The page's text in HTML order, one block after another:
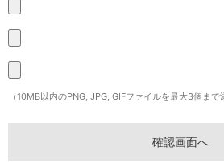
（10MB以内のPNG, JPG, GIFファイルを最大3個まで